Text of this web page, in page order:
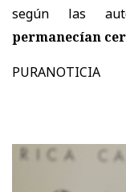
según las
permanecían
PURANOTICIA